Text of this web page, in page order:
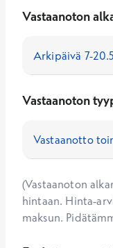
Vastaanoton
Vastaanoton
(Vastaanoton
hintaan. Hinta-
maksun.